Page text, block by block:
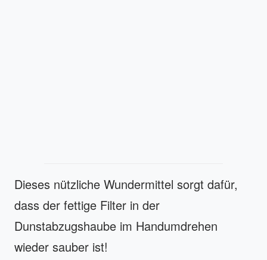
Dieses nützliche Wundermittel sorgt dafür,
dass der fettige Filter in der
Dunstabzugshaube im Handumdrehen
wieder sauber ist!